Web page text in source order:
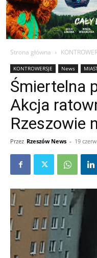
Strona główna
KONTROWERSJE News
Śmiertelna
Akcja
Rzeszowie
Przez Rzeszów News - 19